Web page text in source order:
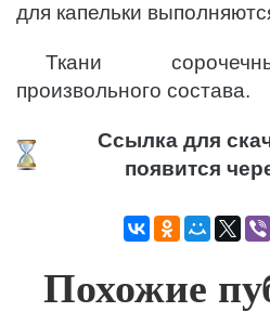
для капельки
Ткани
произвольного состава.
Ссылка для
появится
Похожие